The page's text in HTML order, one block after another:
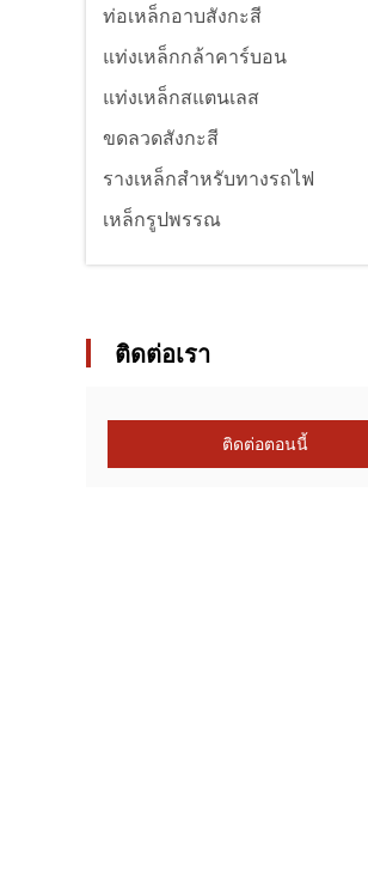
ท่อเหล็กอาบสังกะสี
แท่งเหล็กกล้าคาร์บอน
แท่งเหล็กสแตนเลส
ขดลวดสังกะสี
รางเหล็กสำหรับทางรถไฟ
เหล็กรูปพรรณ
ติดต่อเรา
ติดต่อตอนนี้